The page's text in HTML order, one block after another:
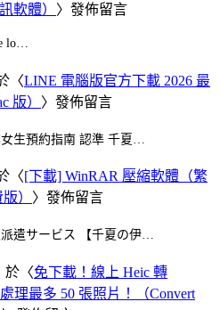
軟體） 〉發佈留言
lo…
〈LINE 電腦版官方下載 2026 最
版） 〉發佈留言
生預約指南 認準 千夏…
〈[下載] WinRAR 壓縮軟體（繁
） 〉發佈留言
遣サービス 【千夏の伊…
於〈免下載！線上 Heic 轉
理最多 50 張照片！（Convert